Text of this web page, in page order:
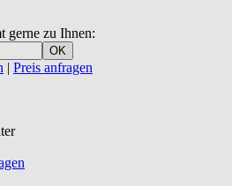
gerne zu Ihnen:
OK
| Preis anfragen